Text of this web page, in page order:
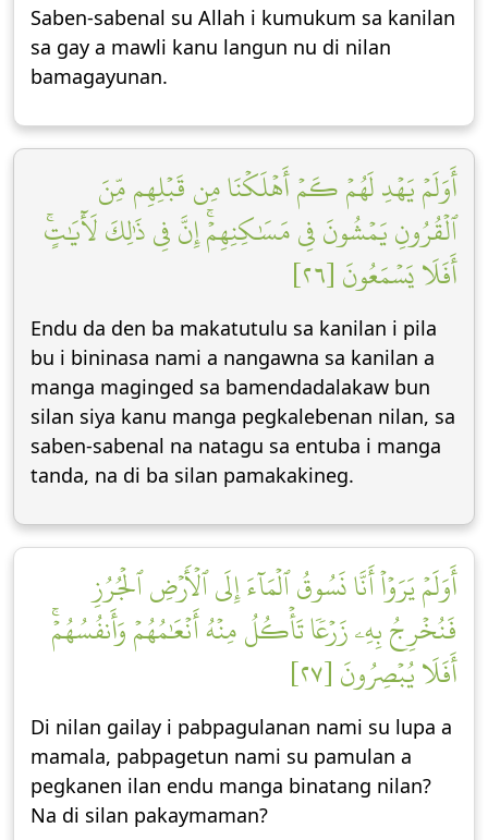
Saben-sabenal su Allah i kumukum sa kanilan
sa gay a mawli kanu langun nu di nilan
bamagayunan.
أَوَلَمۡ يَهۡدِ لَهُمۡ كَمۡ أَهۡلَكۡنَا مِن قَبۡلِهِم مِّنَ
ٱلۡقُرُونِ يَمۡشُونَ فِي مَسَٰكِنِهِمۡۚ إِنَّ فِي ذَٰلِكَ لَأٓيَٰتٍۚ
أَفَلَا يَسۡمَعُونَ [٢٦]
Endu da den ba makatutulu sa kanilan i pila
bu i bininasa nami a nangawna sa kanilan a
manga maginged sa bamendadalakaw bun
silan siya kanu manga pegkalebenan nilan, sa
saben-sabenal na natagu sa entuba i manga
tanda, na di ba silan pamakakineg.
أَوَلَمۡ يَرَوۡاْ أَنَّا نَسُوقُ ٱلۡمَآءَ إِلَى ٱلۡأَرۡضِ ٱلۡجُرُزِ
فَنُخۡرِجُ بِهِۦ زَرۡعٗا تَأۡكُلُ مِنۡهُ أَنۡعَٰمُهُمۡ وَأَنفُسُهُمۡۚ
أَفَلَا يُبۡصِرُونَ [٢٧]
Di nilan gailay i pabpagulanan nami su lupa a
mamala, pabpagetun nami su pamulan a
pegkanen ilan endu manga binatang nilan?
Na di silan pakaymaman?